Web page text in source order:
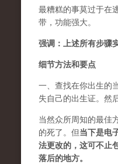
最糟糕的事莫过于在
带，功能强大。
强调：上述所有步骤
细节方法和要点
一、查找在你出生的
失自己的出生证。然
当然众所周知的最佳
的死了。但当下是电
法更改的，这可不止
落后的地方。